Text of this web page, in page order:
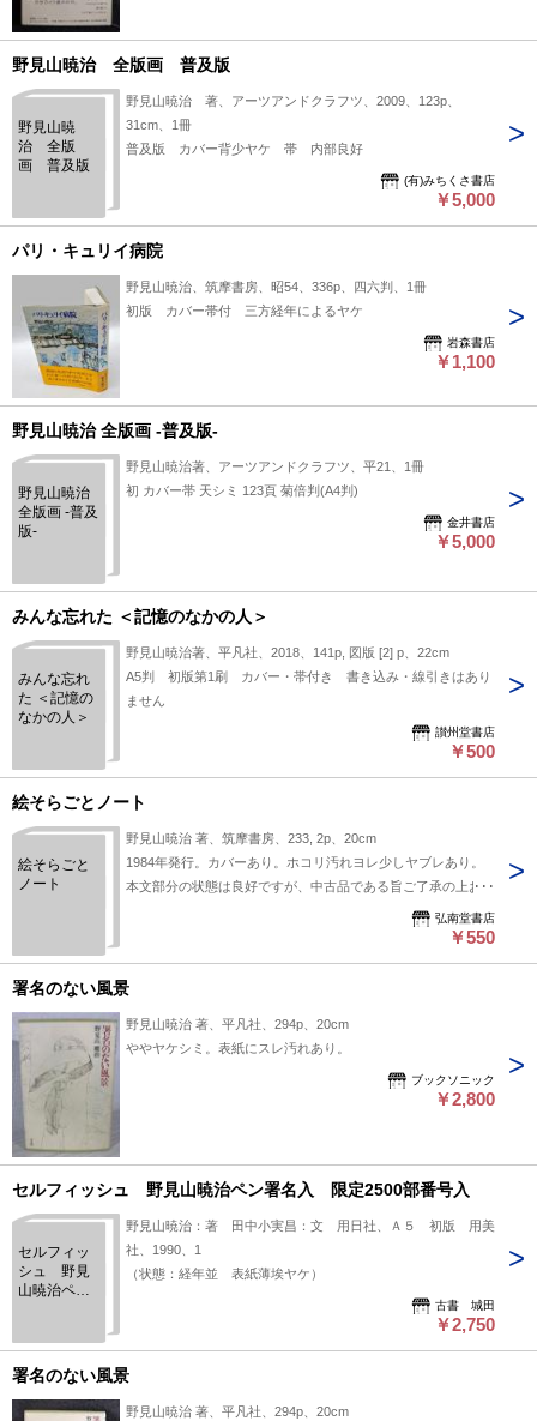
野見山暁治 全版画 普及版
野見山暁
治 全版
画 普及版
野見山暁治 著、アーツアンドクラフツ、2009、123p、
31cm、1冊
普及版 カバー背少ヤケ 帯 内部良好
(有)みちくさ書店
￥5,000
パリ・キュリイ病院
野見山暁治、筑摩書房、昭54、336p、四六判、1冊
初版 カバー帯付 三方経年によるヤケ
岩森書店
￥1,100
野見山暁治 全版画 -普及版-
野見山暁治
全版画 -普及
版-
野見山暁治著、アーツアンドクラフツ、平21、1冊
初 カバー帯 天シミ 123頁 菊倍判(A4判)
金井書店
￥5,000
みんな忘れた ＜記憶のなかの人＞
みんな忘れ
た ＜記憶の
なかの人＞
野見山暁治著、平凡社、2018、141p, 図版 [2] p、22cm
A5判 初版第1刷 カバー・帯付き 書き込み・線引きはあり
ません
讃州堂書店
￥500
絵そらごとノート
絵そらごと
ノート
野見山暁治 著、筑摩書房、233, 2p、20cm
1984年発行。カバーあり。ホコリ汚れヨレ少しヤブレあり。
本文部分の状態は良好ですが、中古品である旨ご了承の上お買
弘南堂書店
￥550
署名のない風景
野見山暁治 著、平凡社、294p、20cm
ややヤケシミ。表紙にスレ汚れあり。
ブックソニック
￥2,800
セルフィッシュ 野見山暁治ペン署名入 限定2500部番号入
セルフィッ
シュ 野見
山暁治ペン
号入
野見山暁治：著 田中小実昌：文 用日社、Ａ５ 初版 用美
社、1990、1
（状態：経年並 表紙薄埃ヤケ）
古書 城田
￥2,750
署名のない風景
野見山暁治 著、平凡社、294p、20cm